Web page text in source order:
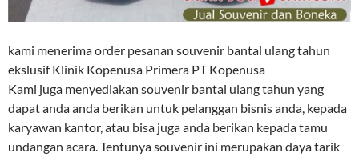
kami menerima order pesanan souvenir bantal ulang tahun
ekslusif Klinik Kopenusa Primera PT Kopenusa
Kami juga menyediakan souvenir bantal ulang tahun yang
dapat anda anda berikan untuk pelanggan bisnis anda, kepada
karyawan kantor, atau bisa juga anda berikan kepada tamu
undangan acara. Tentunya souvenir ini merupakan daya tarik